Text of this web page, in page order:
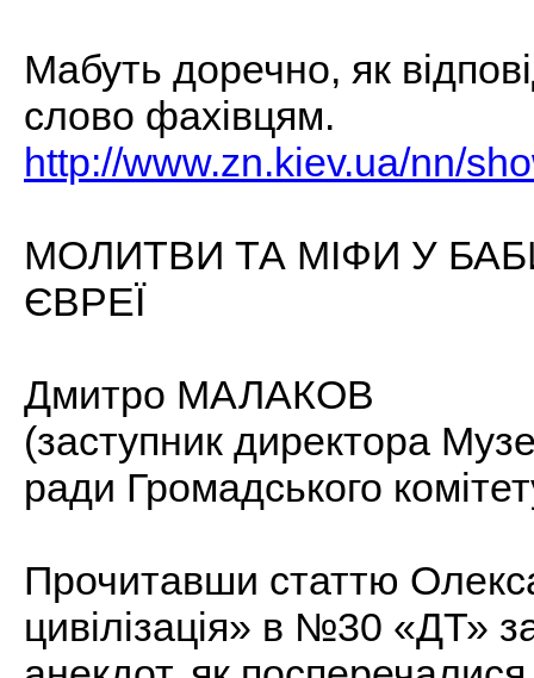
Мабуть доречно, як
слово фахівцям.
http://www.zn.kiev.ua/nn/
МОЛИТВИ ТА МІФИ У
ЄВРЕЇ
Дмитро МАЛАКОВ
(заступник директора
ради Громадського
Прочитавши статтю
цивілізація» в №30 «ДТ»